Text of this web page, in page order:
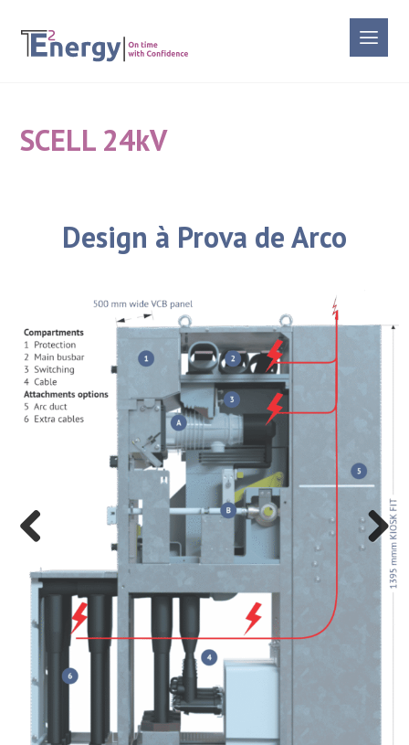
SCELL 24kV
Design à Prova de Arco
ous